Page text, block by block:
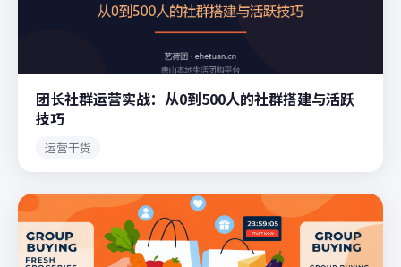
团长社群运营实战：从0到500人的社群搭建与活跃
技巧
运营干货